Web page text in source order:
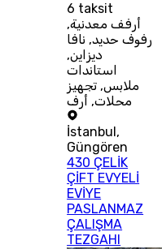
6 taksit
أرفف معدنية,
رفوف حديد, نافا
ديزاين,
استاندات
ملابس, تجهيز
محلات, أرف
İstanbul ,
Güngören
430 ÇELİK
ÇİFT EVYELİ
EVİYE
PASLANMAZ
ÇALIŞMA
TEZGAHI